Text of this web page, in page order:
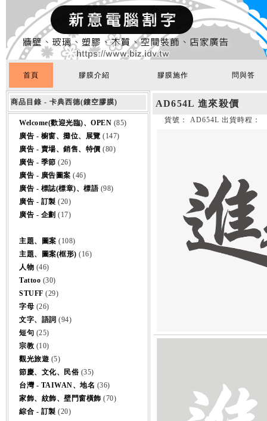
首頁 膠膜介紹 膠膜施作 問與答
商品目錄 - 卡典西德(鏤空膠膜)
Welcome(歡迎光臨)、OPEN (85)
廣告 - 櫥窗、攤位、展覽 (147)
廣告 - 賣場、銷售、特價 (80)
廣告 - 季節 (26)
廣告 - 廣告圖案 (46)
廣告 - 標誌(標章)、標語(98)
廣告 - 訂製 (20)
廣告 - 企劃 (17)
主題、圖案 (108)
主題、圖案(框形) (16)
人物 (46)
Tattoo (30)
STUFF (29)
字母 (26)
文字、語詞 (94)
短句 (25)
宗教 (10)
觀光旅遊 (5)
節慶、文化、民俗 (35)
台灣 - TAIWAN、地名 (36)
家飾、紋飾、壁門窗橫飾 (70)
綜合 - 訂製 (20)
AD654L 進來殺價
貨號： AD654L 出貨時程：